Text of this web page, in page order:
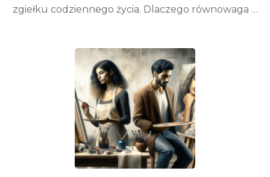
zgiełku codziennego życia. Dlaczego równowaga …